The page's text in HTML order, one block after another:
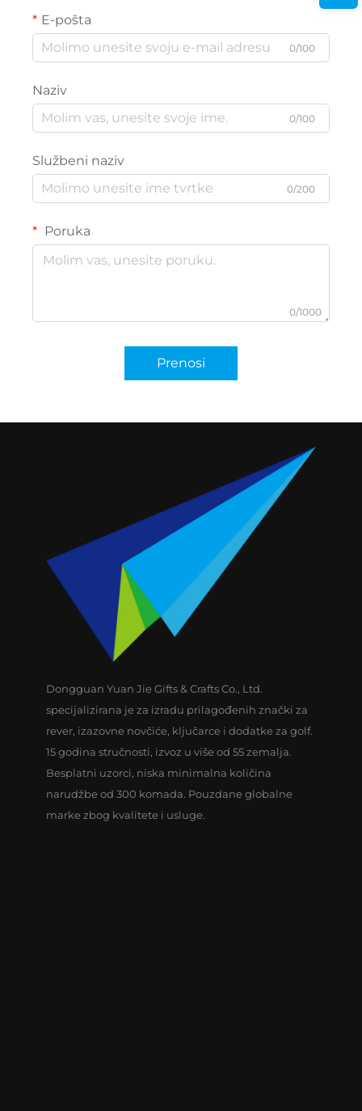
E-pošta
0/100
Naziv
0/100
Službeni naziv
0/200
Poruka
0/1000
Prenosi
Dongguan Yuan Jie Gifts & Crafts Co., Ltd.
specijalizirana je za izradu prilagođenih znački za
rever, izazovne novčiće, ključarce i dodatke za golf.
15 godina stručnosti, izvoz u više od 55 zemalja.
Besplatni uzorci, niska minimalna količina
narudžbe od 300 komada. Pouzdane globalne
marke zbog kvalitete i usluge.